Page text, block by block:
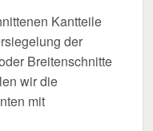
Kantteile
der
Breitenschnitte
wir die
mit